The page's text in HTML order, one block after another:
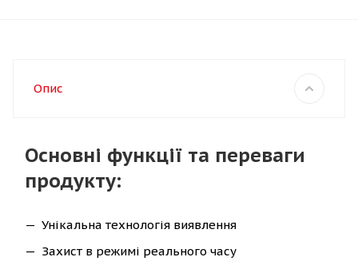
Опис
Основні функції та переваги
продукту:
Унікальна технологія виявлення
Захист в режимі реального часу